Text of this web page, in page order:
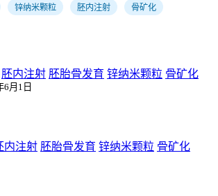
锌纳米颗粒 胚内注射 骨矿化
胚内注射 胚胎骨发育 锌纳米颗粒 骨矿化
6月1日
内注射 胚胎骨发育 锌纳米颗粒 骨矿化